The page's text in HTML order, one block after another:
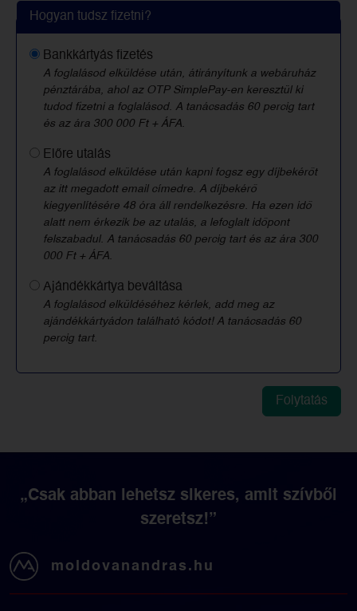
Hogyan tudsz fizetni?
Bankkártyás fizetés
A foglalásod elküldése után, átirányítunk a webáruház
pénztárába, ahol az OTP SimplePay-en keresztül ki
tudod fizetni a foglalásod. A tanácsadás 60 percig tart
és az ára 300 000 Ft + ÁFA.
Előre utalás
A foglalásod elküldése után kapni fogsz egy díjbekérőt
az itt megadott email címedre. A díjbekérő
kiegyenlítésére 48 óra áll rendelkezésre. Ha ezen idő
alatt nem érkezik be az utalás, a lefoglalt időpont
felszabadul. A tanácsadás 60 percig tart és az ára 300
000 Ft + ÁFA.
Ajándékkártya beváltása
A foglalásod elküldéséhez kérlek, add meg az
ajándékkártyádon található kódot! A tanácsadás 60
percig tart.
moldovanandras.hu
„Csak abban lehetsz sikeres, amit szívből
szeretsz!”